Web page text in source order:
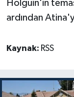
Holguin'in
ardından
Kaynak: RSS